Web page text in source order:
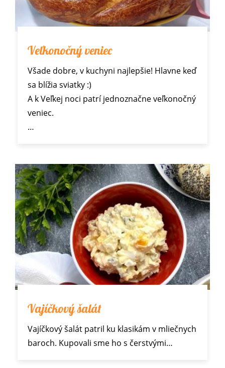
Veľkonočný veniec
Všade dobre, v kuchyni najlepšie! Hlavne keď
sa blížia sviatky :)
A k Veľkej noci patrí jednoznačne veľkonočný
veniec.
…
Vajíčkový šalát
Vajíčkový šalát patril ku klasikám v mliečnych
baroch. Kupovali sme ho s čerstvými…